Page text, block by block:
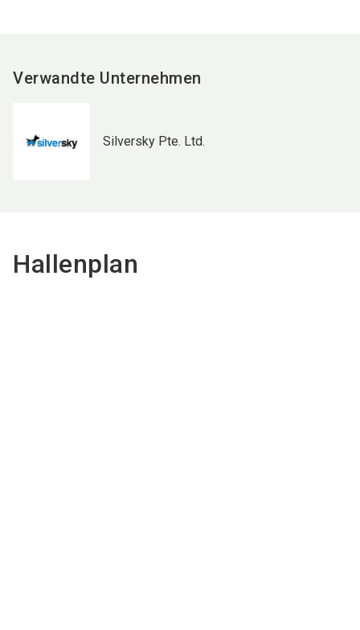
Verwandte Unternehmen
Silversky Pte. Ltd.
Hallenplan